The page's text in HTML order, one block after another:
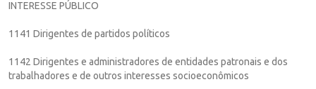
INTERESSE PÚBLICO
1141 Dirigentes de partidos políticos
1142 Dirigentes e administradores de entidades patronais e dos
trabalhadores e de outros interesses socioeconômicos